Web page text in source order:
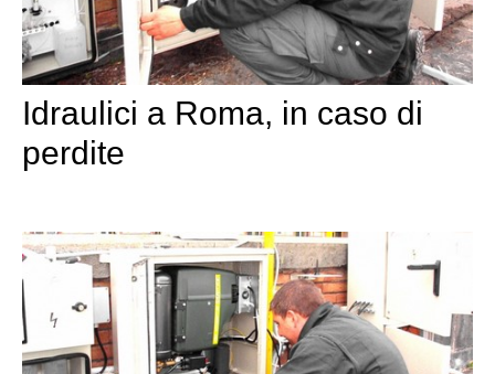
Idraulici a Roma, in caso di
perdite